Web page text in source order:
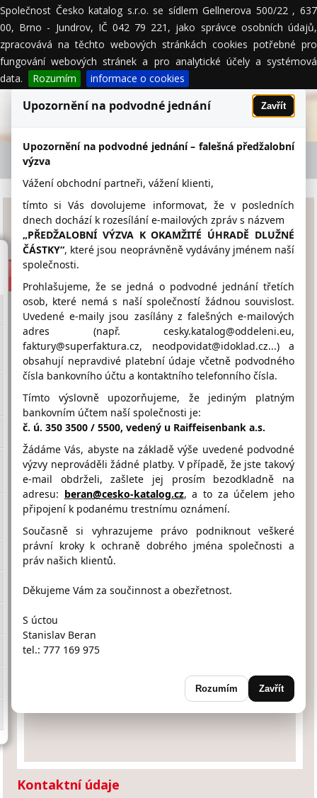
Společnost Česko katalog s.r.o. se sídlem Gellnerova 500/22 , 637
00, Brno - Jundrov, IČ 042 79 221, jako správce osobních údajů,
zpracovává na těchto webových stránkách cookies potřebné pro
fungování webových stránek a pro analytické účely a systémová
data.
Rozumím informace o cookies
MENU
DOKAS DOBŘÍŠ s.r.o. - firemní detail
DOKAS DOBŘÍŠ s.r.o.
www.dokas.cz
318 521 065
info@dokas.cz
Hodnocení firmy DOKAS DOBŘÍŠ
od návštěvníků
Firma doposud nasbírala:
0 Bodů
1 Bod 2 Body 3 Body
Umístění DOKAS DOBŘÍŠ na Google maps
Kontaktní údaje
Upozornění na podvodné jednání Zavřít
Upozornění na podvodné jednání – falešná předžalobní
výzva
Vážení obchodní partneři, vážení klienti,
tímto si Vás dovolujeme informovat, že v posledních
dnech dochází k rozesílání e-mailových zpráv s názvem
„PŘEDŽALOBNÍ VÝZVA K OKAMŽITÉ ÚHRADĚ DLUŽNÉ
ČÁSTKY“, které jsou neoprávněně vydávány jménem naší
společnosti.
Prohlašujeme, že se jedná o podvodné jednání třetích
osob, které nemá s naší společností žádnou souvislost.
Uvedené e-maily jsou zasílány z falešných e-mailových
adres (např. cesky.katalog@oddeleni.eu,
faktury@superfaktura.cz, neodpovidat@idoklad.cz...) a
obsahují nepravdivé platební údaje včetně podvodného
čísla bankovního účtu a kontaktního telefonního čísla.
Tímto výslovně upozorňujeme, že jediným platným
bankovním účtem naší společnosti je:
č. ú. 350 3500 / 5500, vedený u Raiffeisenbank a.s.
Žádáme Vás, abyste na základě výše uvedené podvodné
výzvy neprováděli žádné platby. V případě, že jste takový
e-mail obdrželi, zašlete jej prosím bezodkladně na
adresu: beran@cesko-katalog.cz, a to za účelem jeho
připojení k podanému trestnímu oznámení.
Současně si vyhrazujeme právo podniknout veškeré
právní kroky k ochraně dobrého jména společnosti a
práv našich klientů.
Děkujeme Vám za součinnost a obezřetnost.
S úctou
Stanislav Beran
tel.: 777 169 975
Rozumím Zavřít